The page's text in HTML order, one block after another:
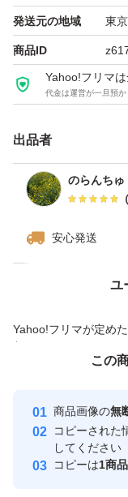
す。
※到着後はお水に
めの加熱調理をお
※写真はイメージ
よろしくお願いい
発送元の地域 東
商品ID
Yahoo!フリマ
代金は運営が一旦預
出品者
のらんちゅ
（
安心発送
ユ
Yahoo!フリマが定め
付与しています
安心取引出品者
取引実績
価格の相
この
商品画像の無
コピーされた
してください
コピーは1商
この商品をみてい